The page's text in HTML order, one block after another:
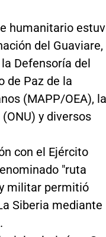
humanitario
del Guaviare,
Defensoría del
de Paz de la
(MAPP/OEA), la
y diversos
con el Ejército
"ruta
militar permitió
Siberia mediante